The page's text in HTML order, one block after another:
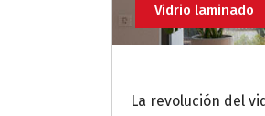
Vidrio laminado
La revolución del